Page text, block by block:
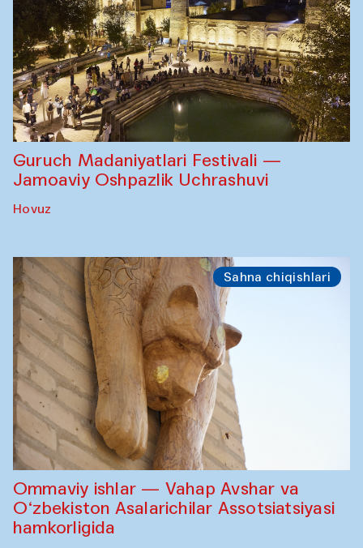
Guruch Madaniyatlari Festivali —
Jamoaviy Oshpazlik Uchrashuvi
Hovuz
Sahna chiqishlari
Ommaviy ishlar — Vahap Avshar va
O‘zbekiston Asalarichilar Assotsiatsiyasi
hamkorligida